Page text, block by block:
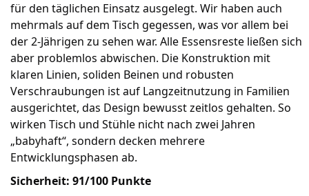
für den täglichen Einsatz ausgelegt. Wir haben auch
mehrmals auf dem Tisch gegessen, was vor allem bei
der 2-Jährigen zu sehen war. Alle Essensreste ließen sich
aber problemlos abwischen. Die Konstruktion mit
klaren Linien, soliden Beinen und robusten
Verschraubungen ist auf Langzeitnutzung in Familien
ausgerichtet, das Design bewusst zeitlos gehalten. So
wirken Tisch und Stühle nicht nach zwei Jahren
„babyhaft“, sondern decken mehrere
Entwicklungsphasen ab.
Sicherheit: 91/100 Punkte